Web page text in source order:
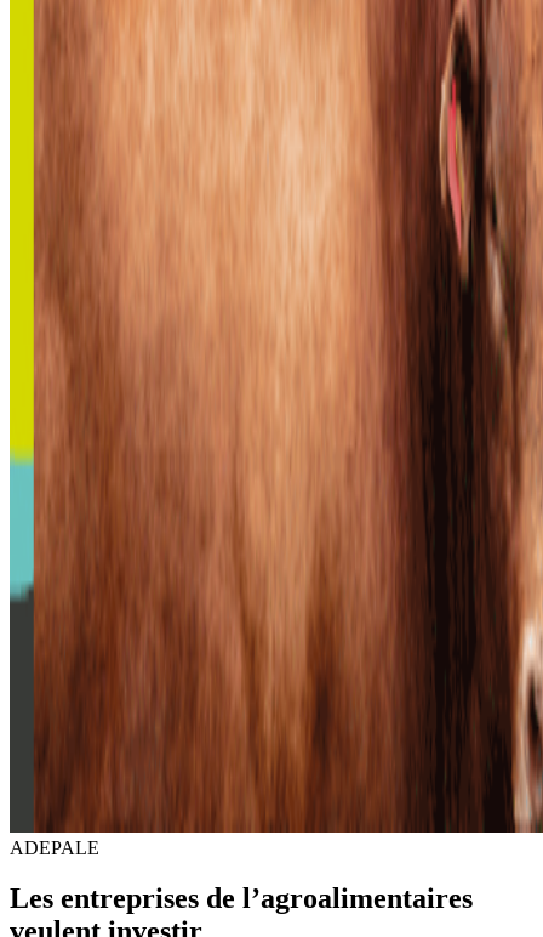
ADEPALE
Les entreprises de l’agroalimentaires